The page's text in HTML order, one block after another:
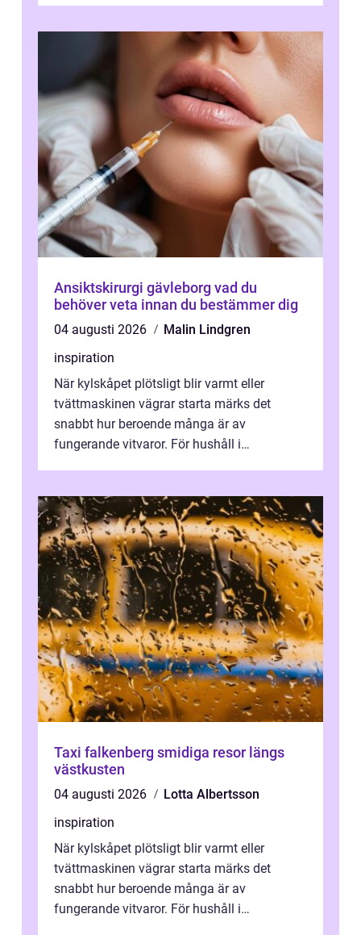
Ansiktskirurgi gävleborg vad du
behöver veta innan du bestämmer dig
04 augusti 2026
Malin Lindgren
inspiration
När kylskåpet plötsligt blir varmt eller
tvättmaskinen vägrar starta märks det
snabbt hur beroende många är av
fungerande vitvaror. För hushåll i
Taxi falkenberg smidiga resor längs
västkusten
04 augusti 2026
Lotta Albertsson
inspiration
När kylskåpet plötsligt blir varmt eller
tvättmaskinen vägrar starta märks det
snabbt hur beroende många är av
fungerande vitvaror. För hushåll i